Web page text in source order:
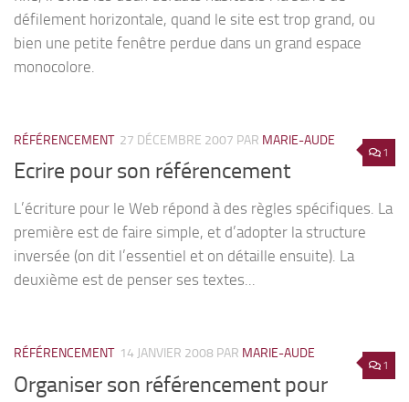
défilement horizontale, quand le site est trop grand, ou
bien une petite fenêtre perdue dans un grand espace
monocolore.
1
RÉFÉRENCEMENT 27 DÉCEMBRE 2007 PAR MARIE-AUDE
Ecrire pour son référencement
L’écriture pour le Web répond à des règles spécifiques. La
première est de faire simple, et d’adopter la structure
inversée (on dit l’essentiel et on détaille ensuite). La
deuxième est de penser ses textes...
1
RÉFÉRENCEMENT 14 JANVIER 2008 PAR MARIE-AUDE
Organiser son référencement pour